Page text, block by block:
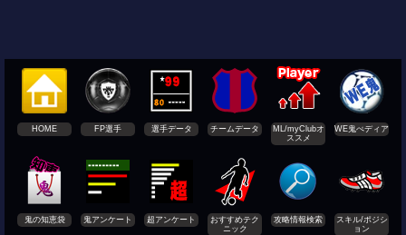
HOME FP選手 選手データ チームデータ
ML/myClubオ
ススメ
WE鬼ぺディア
鬼の知恵袋 鬼アンケート 超アンケート
おすすめテク
ニック
攻略情報検索
スキル/ポジシ
ョン